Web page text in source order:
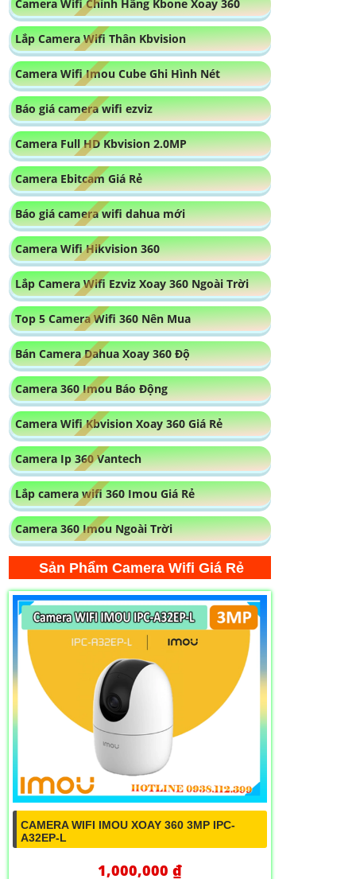
Camera Ebitcam Giá Rẻ
Báo giá camera wifi dahua mới
Camera Wifi Hikvision 360
Lắp Camera Wifi Ezviz Xoay 360 Ngoài Trời
Top 5 Camera Wifi 360 Nên Mua
Bán Camera Dahua Xoay 360 Độ
Camera 360 Imou Báo Động
Camera Wifi Kbvision Xoay 360 Giá Rẻ
Camera Ip 360 Vantech
Lắp camera wifi 360 Imou Giá Rẻ
Camera 360 Imou Ngoài Trời
Sản Phẩm Camera Wifi Giá Rẻ
CAMERA WIFI IMOU XOAY 360 3MP IPC-
A32EP-L
1,000,000 ₫
1,300,000 ₫
Camera An Ninh IPC-A32EP-L là một
Camera hàng đầu trong lĩnh vực giám sát
an ninh. Với độ phân giải 2MP và công nghệ
nén hình ảnh cao, camera IPC-A32EP-L
mang lại hình ảnh sắc nét và chất lượng